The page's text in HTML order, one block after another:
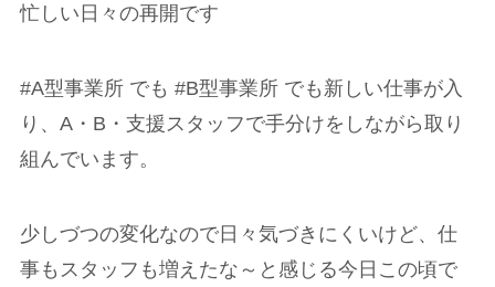
忙しい日々の再開です
#A型事業所 でも #B型事業所 でも新しい仕事が入
り、A・B・支援スタッフで手分けをしながら取り
組んでいます。
少しづつの変化なので日々気づきにくいけど、仕
事もスタッフも増えたな～と感じる今日この頃で